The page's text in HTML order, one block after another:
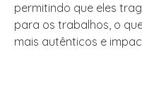
permitindo que eles
para os trabalhos, o
mais autênticos e